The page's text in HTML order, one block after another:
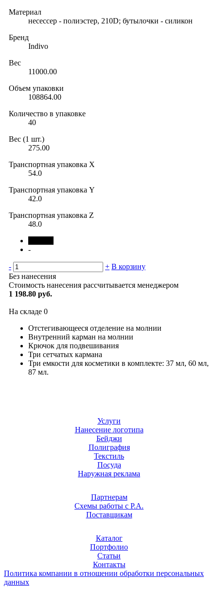
Материал
несессер - полиэстер, 210D; бутылочки - силикон
Бренд
Indivo
Вес
11000.00
Объем упаковки
108864.00
Количество в упаковке
40
Вес (1 шт.)
275.00
Транспортная упаковка X
54.0
Транспортная упаковка Y
42.0
Транспортная упаковка Z
48.0
-
- + В корзину
Без нанесения
Стоимость нанесения рассчитывается менеджером
1 198.80 руб.
На складе 0
Отстегивающееся отделение на молнии
Внутренний карман на молнии
Крючок для подвешивания
Три сетчатых кармана
Три емкости для косметики в комплекте: 37 мл, 60 мл,
87 мл.
Услуги
Нанесение логотипа
Бейджи
Полиграфия
Текстиль
Посуда
Наружная реклама
Партнерам
Схемы работы с Р.А.
Поставщикам
Каталог
Портфолио
Статьи
Контакты
Политика компании в отношении обработки персональных
данных